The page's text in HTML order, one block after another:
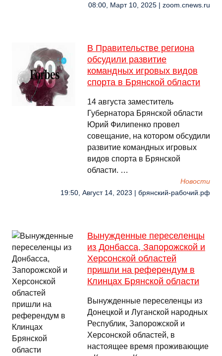
08:00, Март 10, 2025 | zoom.cnews.ru
В Правительстве региона
обсудили развитие
командных игровых видов
спорта в Брянской области
14 августа заместитель
Губернатора Брянской области
Юрий Филипенко провел
совещание, на котором обсудили
развитие командных игровых
видов спорта в Брянской
области. …
Новости
19:50, Август 14, 2023 | брянский-рабочий.рф
Вынужденные переселенцы
из Донбасса, Запорожской и
Херсонской областей
пришли на референдум в
Клинцах Брянской области
Вынужденные переселенцы из
Донецкой и Луганской народных
Республик, Запорожской и
Херсонской областей, в
настоящее время проживающие